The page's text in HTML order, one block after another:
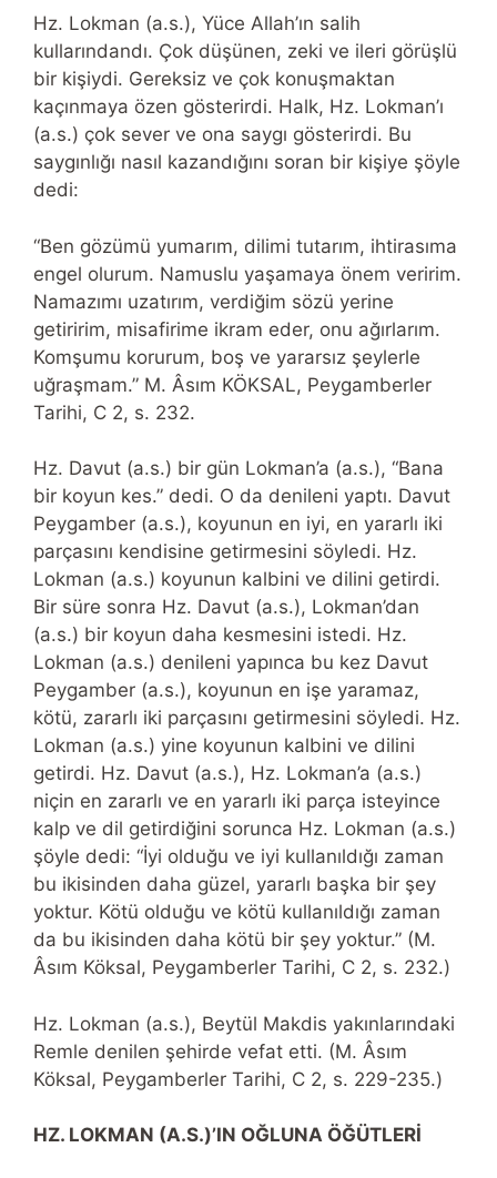
Hz. Lokman (a.s.), Yüce Allah’ın salih
kullarındandı. Çok düşünen, zeki ve ileri görüşlü
bir kişiydi. Gereksiz ve çok konuşmaktan
kaçınmaya özen gösterirdi. Halk, Hz. Lokman’ı
(a.s.) çok sever ve ona saygı gösterirdi. Bu
saygınlığı nasıl kazandığını soran bir kişiye şöyle
dedi:
“Ben gözümü yumarım, dilimi tutarım, ihtirasıma
engel olurum. Namuslu yaşamaya önem veririm.
Namazımı uzatırım, verdiğim sözü yerine
getiririm, misafirime ikram eder, onu ağırlarım.
Komşumu korurum, boş ve yararsız şeylerle
uğraşmam.” M. Âsım KÖKSAL, Peygamberler
Tarihi, C 2, s. 232.
Hz. Davut (a.s.) bir gün Lokman’a (a.s.), “Bana
bir koyun kes.” dedi. O da denileni yaptı. Davut
Peygamber (a.s.), koyunun en iyi, en yararlı iki
parçasını kendisine getirmesini söyledi. Hz.
Lokman (a.s.) koyunun kalbini ve dilini getirdi.
Bir süre sonra Hz. Davut (a.s.), Lokman’dan
(a.s.) bir koyun daha kesmesini istedi. Hz.
Lokman (a.s.) denileni yapınca bu kez Davut
Peygamber (a.s.), koyunun en işe yaramaz,
kötü, zararlı iki parçasını getirmesini söyledi. Hz.
Lokman (a.s.) yine koyunun kalbini ve dilini
getirdi. Hz. Davut (a.s.), Hz. Lokman’a (a.s.)
niçin en zararlı ve en yararlı iki parça isteyince
kalp ve dil getirdiğini sorunca Hz. Lokman (a.s.)
şöyle dedi: “İyi olduğu ve iyi kullanıldığı zaman
bu ikisinden daha güzel, yararlı başka bir şey
yoktur. Kötü olduğu ve kötü kullanıldığı zaman
da bu ikisinden daha kötü bir şey yoktur.” (M.
Âsım Köksal, Peygamberler Tarihi, C 2, s. 232.)
Hz. Lokman (a.s.), Beytül Makdis yakınlarındaki
Remle denilen şehirde vefat etti. (M. Âsım
Köksal, Peygamberler Tarihi, C 2, s. 229-235.)
HZ. LOKMAN (A.S.)’IN OĞLUNA ÖĞÜTLERİ